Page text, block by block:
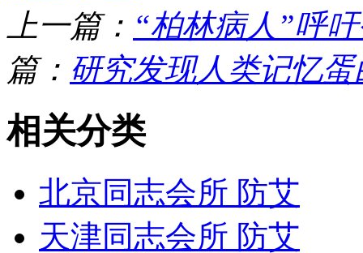
上一篇： “柏林病人”呼
篇： 研究发现人类记忆
相关分类
北京同志会所 防艾
天津同志会所 防艾